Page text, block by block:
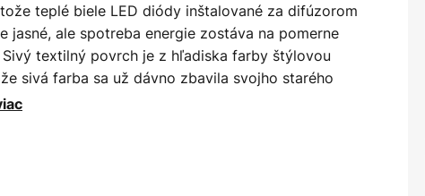
teplé biele LED diódy inštalované za difúzorom
jasné, ale spotreba energie zostáva na pomerne
textilný povrch je z hľadiska farby štýlovou
sivá farba sa už dávno zbavila svojho starého
fádnosť a šedivosť, ale ukazuje sa ako
s iným farebne zladeným nábytkom.